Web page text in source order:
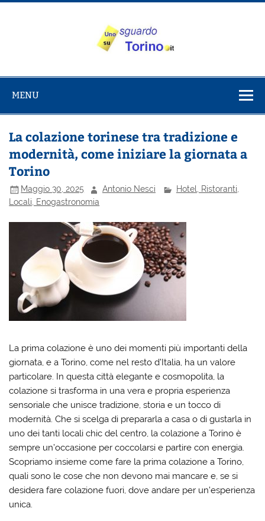
Salta
su Torino
MENU
La colazione torinese tra tradizione e
modernità, come iniziare la giornata a
Torino
Maggio 30, 2025 Antonio Nesci
Hotel, Ristoranti,
Locali, Enogastronomia
La prima colazione è uno dei momenti più importanti della
giornata, e a Torino, come nel resto d’Italia, ha un valore
particolare. In questa città elegante e cosmopolita, la
colazione si trasforma in una vera e propria esperienza
sensoriale che unisce tradizione, storia e un tocco di
modernità. Che si scelga di prepararla a casa o di gustarla in
uno dei tanti locali chic del centro, la colazione a Torino è
sempre un’occasione per coccolarsi e partire con energia.
Scopriamo insieme come fare la prima colazione a Torino,
quali sono le cose che non devono mai mancare e, se si
desidera fare colazione fuori, dove andare per un’esperienza
unica.